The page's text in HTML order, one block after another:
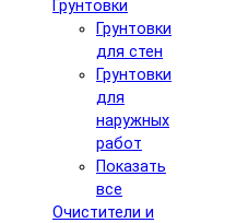
Грунтовки
Грунтовки
для стен
Грунтовки
для
наружных
работ
Показать
все
Очистители и